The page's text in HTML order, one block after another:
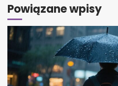
Powiązane wpisy